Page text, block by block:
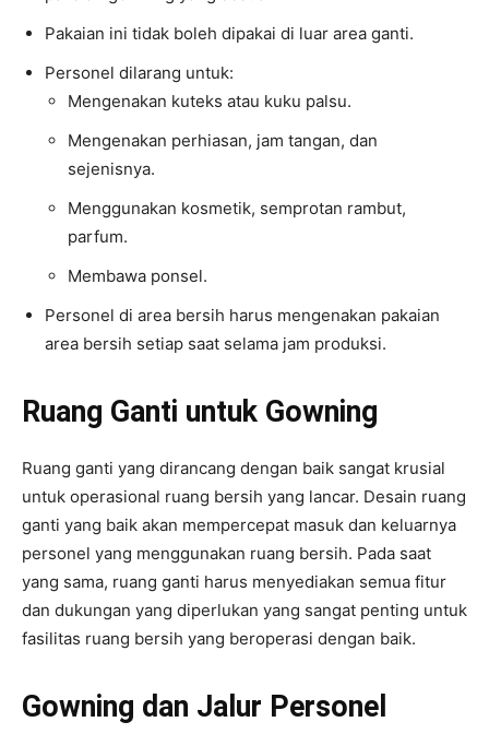
Pakaian ini tidak boleh dipakai di luar area ganti.
Personel dilarang untuk:
Mengenakan kuteks atau kuku palsu.
Mengenakan perhiasan, jam tangan, dan
sejenisnya.
Menggunakan kosmetik, semprotan rambut,
parfum.
Membawa ponsel.
Personel di area bersih harus mengenakan pakaian
area bersih setiap saat selama jam produksi.
Ruang Ganti untuk Gowning
Ruang ganti yang dirancang dengan baik sangat krusial
untuk operasional ruang bersih yang lancar. Desain ruang
ganti yang baik akan mempercepat masuk dan keluarnya
personel yang menggunakan ruang bersih. Pada saat
yang sama, ruang ganti harus menyediakan semua fitur
dan dukungan yang diperlukan yang sangat penting untuk
fasilitas ruang bersih yang beroperasi dengan baik.
Gowning dan Jalur Personel